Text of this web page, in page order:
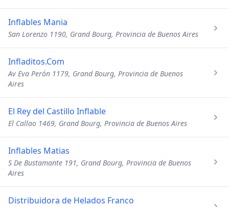
Inflables Mania
San Lorenzo 1190, Grand Bourg, Provincia de Buenos Aires
Infladitos.Com
Av Eva Perón 1179, Grand Bourg, Provincia de Buenos
Aires
El Rey del Castillo Inflable
El Callao 1469, Grand Bourg, Provincia de Buenos Aires
Inflables Matias
S De Bustamante 191, Grand Bourg, Provincia de Buenos
Aires
Distribuidora de Helados Franco